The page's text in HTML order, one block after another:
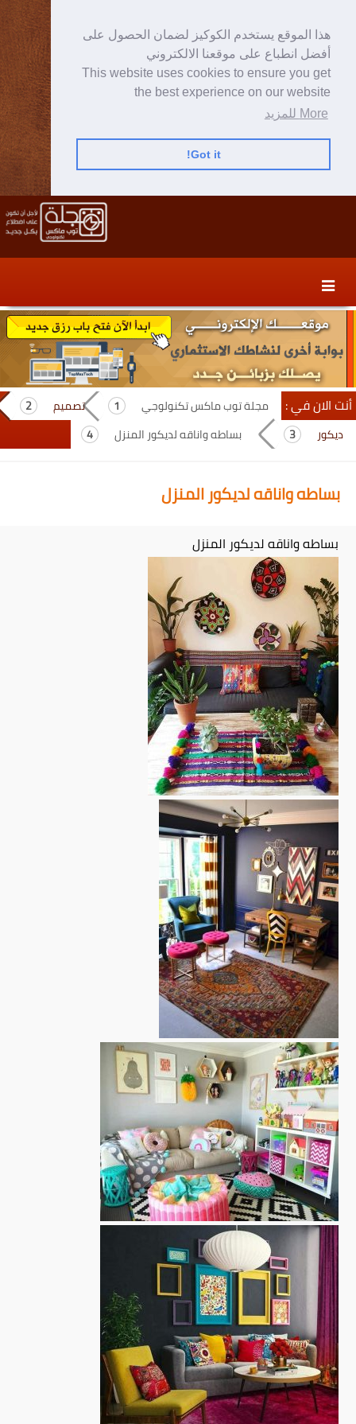
هذا الموقع يستخدم الكوكيز لضمان الحصول على
أفضل انطباع على موقعنا الالكتروني
This website uses cookies to ensure you get
the best experience on our website
More للمزيد
Got it!
content
secondary
content
أنت الان في : مجلة توب ماكس تكنولوجي
تصميم
ديكور
بساطه واناقه لديكور المنزل
بساطه واناقه لديكور المنزل
بساطه واناقه لديكور المنزل